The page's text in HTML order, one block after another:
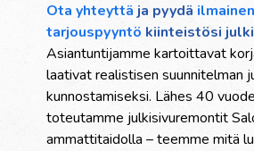
Ota yhteyttä ja pyydä ilmainen
tarjouspyyntö kiinteistösi
Asiantuntijamme kartoittavat
laativat realistisen suunnitelman
kunnostamiseksi. Lähes 40
toteutamme julkisivuremontit
ammattitaidolla – teemme mitä